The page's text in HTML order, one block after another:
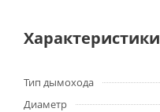
Характеристики
Тип дымохода
Диаметр